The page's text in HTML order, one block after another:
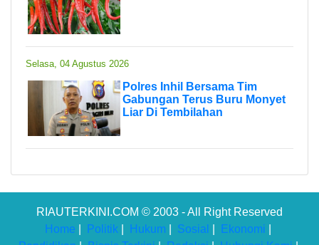
Selasa, 04 Agustus 2026
Polres Inhil Bersama Tim
Gabungan Terus Buru Monyet
Liar Di Tembilahan
RIAUTERKINI.COM © 2003 - All Right Reserved
Home
Politik Hukum Sosial Ekonomi